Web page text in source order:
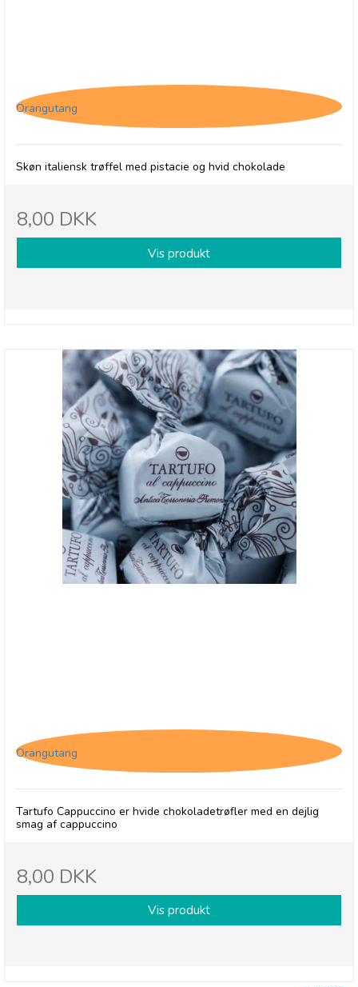
Orangutang
Skøn italiensk trøffel med pistacie og hvid chokolade
8,00 DKK
Vis produkt
Orangutang
Tartufo Cappuccino er hvide chokoladetrøfler med en dejlig
smag af cappuccino
8,00 DKK
Vis produkt